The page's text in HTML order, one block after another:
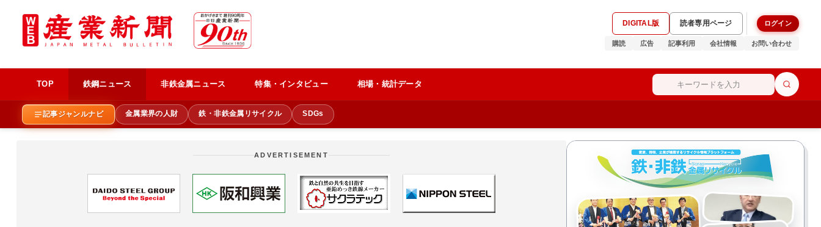
DIGITAL版 読者専用ページ ログイン
購読 広告 記事利用 会社情報 お問い合わせ
TOP 鉄鋼ニュース 非鉄金属ニュース 特集・インタビュー 相場・統計データ
記事ジャンルナビ 金属業界の人財 鉄・非鉄金属リサイクル SDGs
ADVERTISEMENT